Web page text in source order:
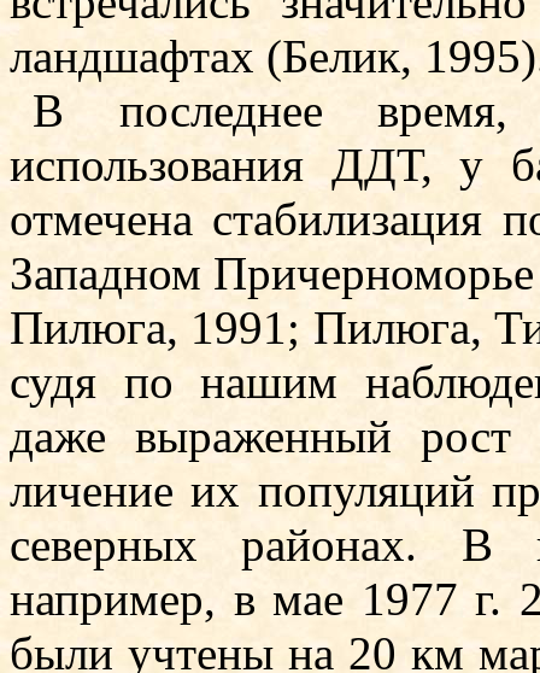
ландшафтах (Белик,
В последнее
использования ДДТ, у
отмечена стабилизация
Западном
Пи­люга, 1991; Пилюга,
судя по нашим
даже выраженный рост
личение их популяций
северных районах. В
например, в мае 1977 г.
были учтены на 20 км